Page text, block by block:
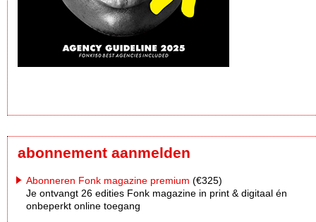
abonnement aanmelden
Abonneren Fonk magazine premium (€325)
Je ontvangt 26 edities Fonk magazine in print & digitaal én
onbeperkt online toegang